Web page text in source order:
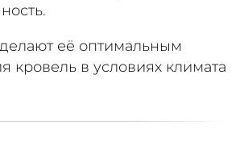
делают её оптимальным
кровель в условиях климата